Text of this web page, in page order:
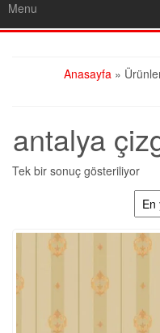
Menu
Anasayfa »
antalya
Tek bir sonuç gösteriliyor